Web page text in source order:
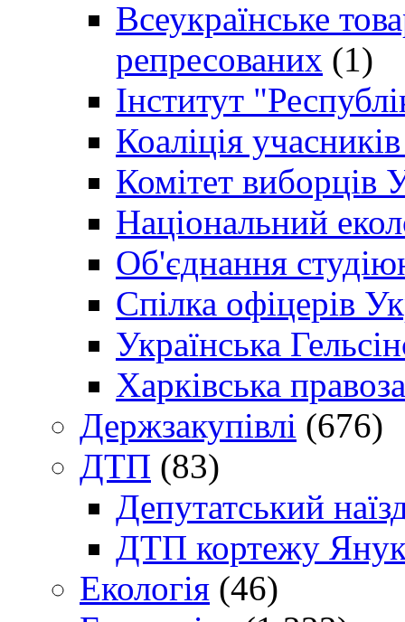
Всеукраїнське
репресованих (1)
Інститут
Коаліція
Комітет виборців
Національний
Об'єднання
Спілка офіцерів
Українська
Харківська
Держзакупівлі (676)
ДТП (83)
Депутатський
ДТП кортежу
Екологія (46)